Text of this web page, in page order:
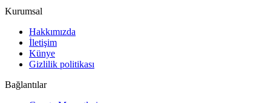
Kurumsal
Hakkımızda
İletişim
Künye
Gizlilik politikası
Bağlantılar